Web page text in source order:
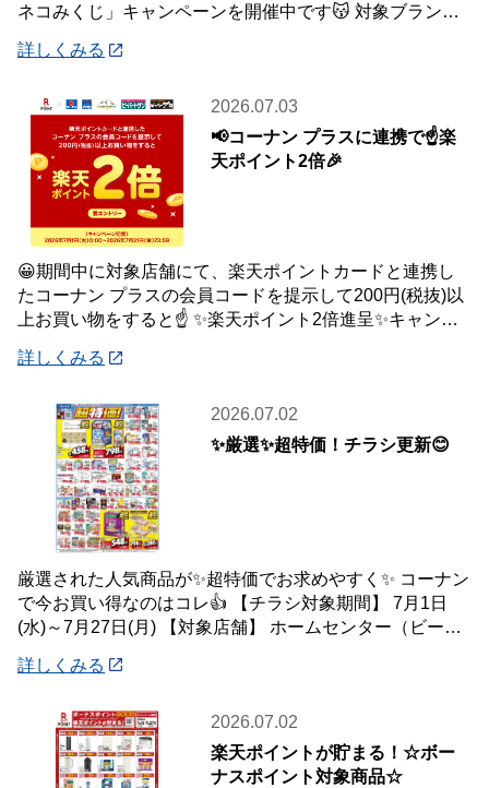
ネコみくじ」キャンペーンを開催中です😽 対象ブランド
詳しくみる
2026.07.03
📢コーナン プラスに連携で☝️楽
天ポイント2倍🎉
😀期間中に対象店舗にて、楽天ポイントカードと連携し
たコーナン プラスの会員コードを提示して200円(税抜)以
上お買い物をすると☝️ ✨楽天ポイント2倍進呈✨キャンペ
詳しくみる
2026.07.02
✨厳選✨超特価！チラシ更新😊
厳選された人気商品が✨超特価でお求めやすく✨ コーナン
で今お買い得なのはコレ👍 【チラシ対象期間】 7月1日
(水)～7月27日(月) 【対象店舗】 ホームセンター（ビーバ
詳しくみる
2026.07.02
楽天ポイントが貯まる！☆ボー
ナスポイント対象商品☆